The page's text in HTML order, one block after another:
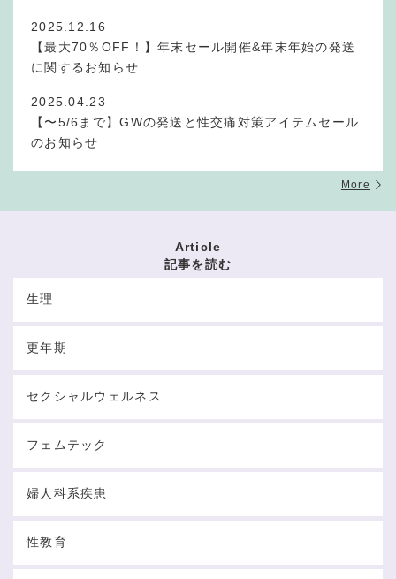
2025.12.16
【最大70％OFF！】年末セール開催&年末年始の発送
に関するお知らせ
2025.04.23
【〜5/6まで】GWの発送と性交痛対策アイテムセール
のお知らせ
More
Article
記事を読む
生理
更年期
セクシャルウェルネス
フェムテック
婦人科系疾患
性教育